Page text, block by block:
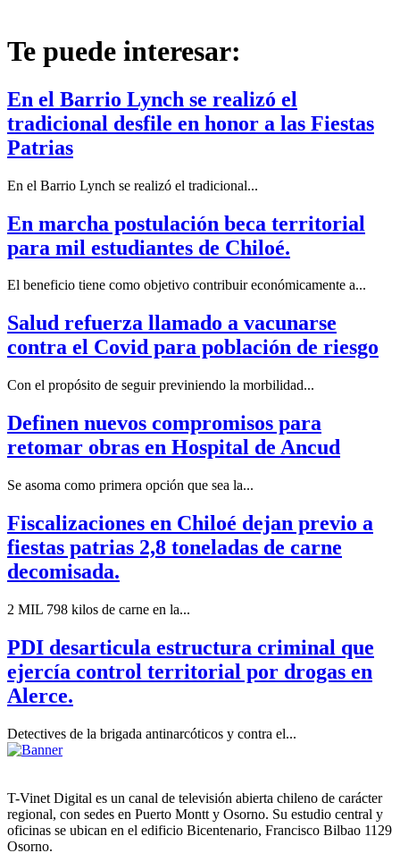
Te puede interesar:
En el Barrio Lynch se realizó el
tradicional desfile en honor a las Fiestas
Patrias
En el Barrio Lynch se realizó el tradicional...
En marcha postulación beca territorial
para mil estudiantes de Chiloé.
El beneficio tiene como objetivo contribuir económicamente a...
Salud refuerza llamado a vacunarse
contra el Covid para población de riesgo
Con el propósito de seguir previniendo la morbilidad...
Definen nuevos compromisos para
retomar obras en Hospital de Ancud
Se asoma como primera opción que sea la...
Fiscalizaciones en Chiloé dejan previo a
fiestas patrias 2,8 toneladas de carne
decomisada.
2 MIL 798 kilos de carne en la...
PDI desarticula estructura criminal que
ejercía control territorial por drogas en
Alerce.
Detectives de la brigada antinarcóticos y contra el...
T-Vinet Digital es un canal de televisión abierta chileno de carácter
regional, con sedes en Puerto Montt y Osorno. Su estudio central y
oficinas se ubican en el edificio Bicentenario, Francisco Bilbao 1129
Osorno.